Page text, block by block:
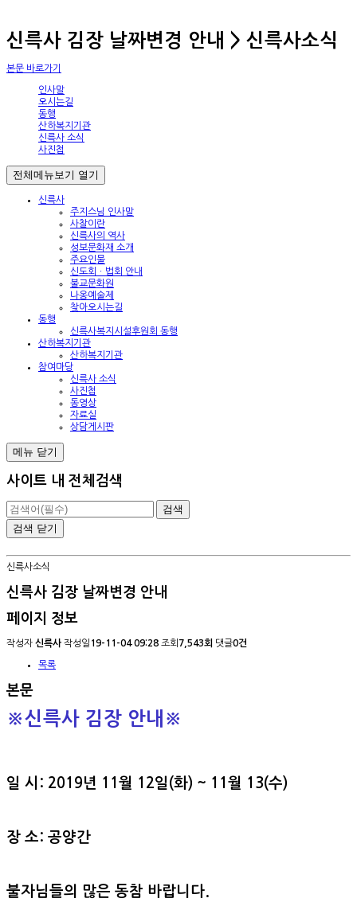
신륵사 김장 날짜변경 안내 > 신륵사소식
본문 바로가기
인사말
오시는길
동행
산하복지기관
신륵사 소식
사진첩
전체메뉴보기 열기
신륵사
주지스님 인사말
사찰이란
신륵사의 역사
성보문화재 소개
주요인물
신도회ㆍ법회 안내
불교문화원
나옹예술제
찾아오시는길
동행
신륵사복지시설후원회 동행
산하복지기관
산하복지기관
참여마당
신륵사 소식
사진첩
동영상
자료실
상담게시판
메뉴 닫기
사이트 내 전체검색
검색 닫기
신륵사소식
신륵사 김장 날짜변경 안내
페이지 정보
작성자 신륵사 작성일 19-11-04 09:28 조회 7,543회 댓글0건
목록
본문
※신륵사 김장 안내 ※
일 시: 2019년 11월 12일(화) ~ 11월 13(수)
장 소: 공양간
불자님들의 많은 동참 바랍니다.